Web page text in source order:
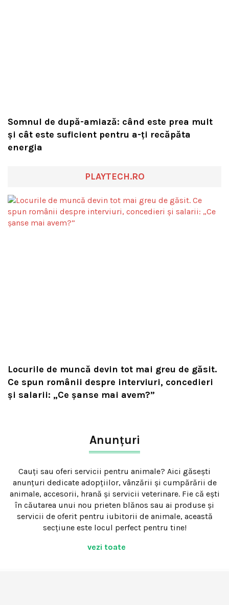
Somnul de după-amiază: când este prea mult
și cât este suficient pentru a-ți recăpăta
energia
PLAYTECH.RO
Locurile de muncă devin tot mai greu de găsit.
Ce spun românii despre interviuri, concedieri
și salarii: „Ce șanse mai avem?”
Anunțuri
Cauți sau oferi servicii pentru animale? Aici găsești
anunțuri dedicate adopțiilor, vânzării și cumpărării de
animale, accesorii, hrană și servicii veterinare. Fie că ești
în căutarea unui nou prieten blănos sau ai produse și
servicii de oferit pentru iubitorii de animale, această
secțiune este locul perfect pentru tine!
vezi toate